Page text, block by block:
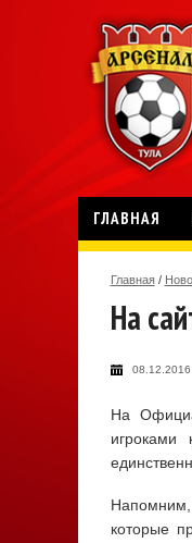
ГЛАВНАЯ
Главная /
На
На
Напомним,
которые